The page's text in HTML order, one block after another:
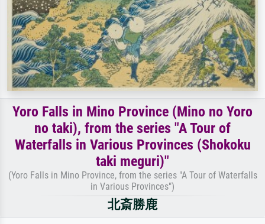
Yoro Falls in Mino Province (Mino no Yoro
no taki), from the series "A Tour of
Waterfalls in Various Provinces (Shokoku
taki meguri)"
(Yoro Falls in Mino Province, from the series "A Tour of Waterfalls
in Various Provinces")
北斎勝鹿